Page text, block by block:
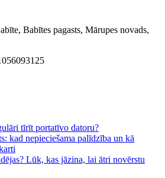
Babītes pagasts, Mārupes novads,
tīrīt portatīvo datoru?
kad nepieciešama palīdzība un kā
Lūk, kas jāzina, lai ātri novērstu